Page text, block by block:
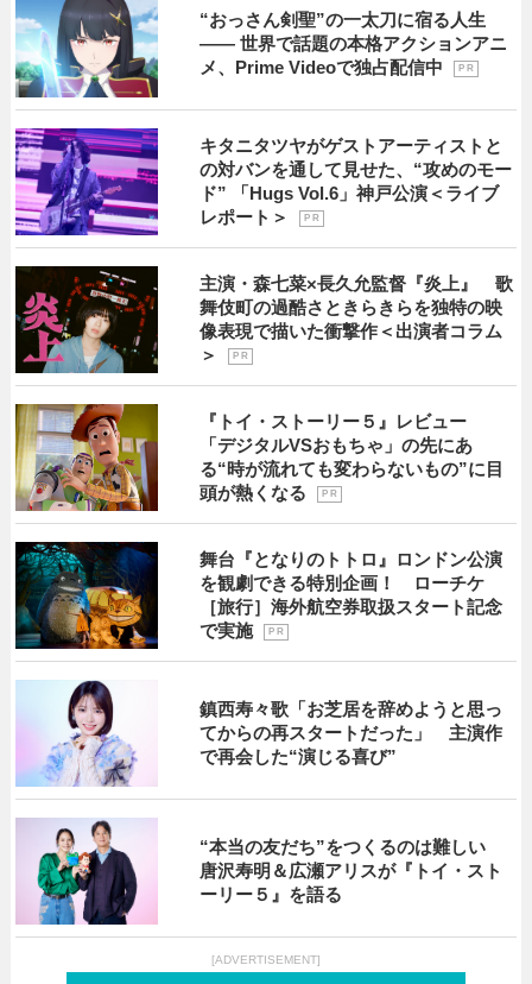
“おっさん剣聖”の一太刀に宿る人生
―― 世界で話題の本格アクションアニ
メ、Prime Videoで独占配信中
P R
キタニタツヤがゲストアーティストと
の対バンを通して見せた、“攻めのモー
ド” 「Hugs Vol.6」神戸公演＜ライブ
レポート＞
P R
主演・森七菜×長久允監督『炎上』 歌
舞伎町の過酷さときらきらを独特の映
像表現で描いた衝撃作＜出演者コラム
＞
P R
『トイ・ストーリー５』レビュー
「デジタルVSおもちゃ」の先にあ
る“時が流れても変わらないもの”に目
頭が熱くなる
P R
舞台『となりのトトロ』ロンドン公演
を観劇できる特別企画！ ローチケ
［旅行］海外航空券取扱スタート記念
で実施
P R
鎮西寿々歌「お芝居を辞めようと思っ
てからの再スタートだった」 主演作
で再会した“演じる喜び”
“本当の友だち”をつくるのは難しい
唐沢寿明＆広瀬アリスが『トイ・スト
ーリー５』を語る
[ADVERTISEMENT]